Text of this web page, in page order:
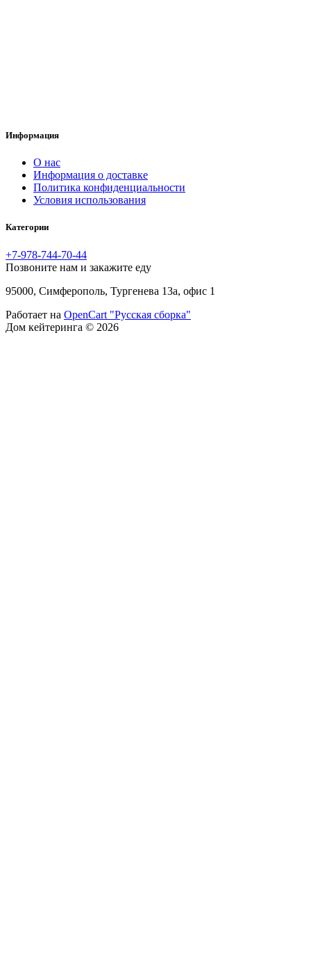
Информация
O нас
Информация о доставке
Политика конфиденциальности
Условия использования
Категории
+7-978-744-70-44
Позвоните нам и закажите еду
95000, Симферополь, Тургенева 13а, офис 1
Работает на OpenCart "Русская сборка"
Дом кейтеринга © 2026